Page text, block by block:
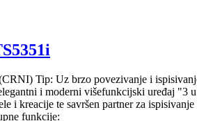
Tip: Uz brzo povezivanje i
i moderni višefunkcijski uređaj "3 u
i kreacije te savršen partner za ispisivanje
funkcije: